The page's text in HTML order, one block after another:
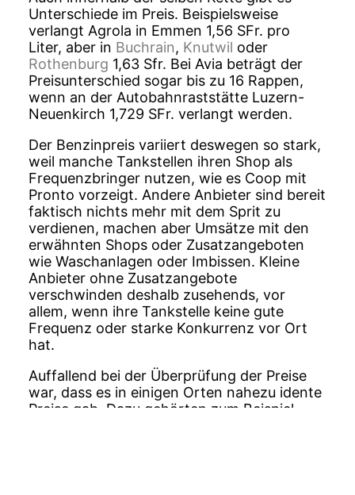
Unterschiede im Preis. Beispielsweise
verlangt Agrola in Emmen 1,56 SFr. pro
Liter, aber in Buchrain, Knutwil oder
Rothenburg 1,63 Sfr. Bei Avia beträgt der
Preisunterschied sogar bis zu 16 Rappen,
wenn an der Autobahnraststätte Luzern-
Neuenkirch 1,729 SFr. verlangt werden.
Der Benzinpreis variiert deswegen so stark,
weil manche Tankstellen ihren Shop als
Frequenzbringer nutzen, wie es Coop mit
Pronto vorzeigt. Andere Anbieter sind bereit
faktisch nichts mehr mit dem Sprit zu
verdienen, machen aber Umsätze mit den
erwähnten Shops oder Zusatzangeboten
wie Waschanlagen oder Imbissen. Kleine
Anbieter ohne Zusatzangebote
verschwinden deshalb zusehends, vor
allem, wenn ihre Tankstelle keine gute
Frequenz oder starke Konkurrenz vor Ort
hat.
Auffallend bei der Überprüfung der Preise
war, dass es in einigen Orten nahezu idente
Preise gab. Dazu gehörten zum Beispiel